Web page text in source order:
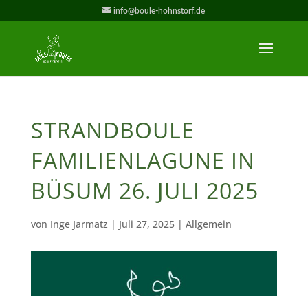
info@boule-hohnstorf.de
STRANDBOULE
FAMILIENLAGUNE IN
BÜSUM 26. JULI 2025
von Inge Jarmatz | Juli 27, 2025| Allgemein